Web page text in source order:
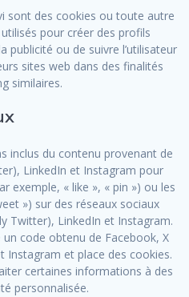
sont des cookies ou toute autre
pour créer des profils
publicité ou de suivre l’utilisateur
sites web dans des finalités
similaires.
inclus du contenu provenant de
LinkedIn et Instagram pour
exemple, « like », « pin ») ou les
») sur des réseaux sociaux
Twitter), LinkedIn et Instagram.
code obtenu de Facebook, X
Instagram et place des cookies.
certaines informations à des
personnalisée.